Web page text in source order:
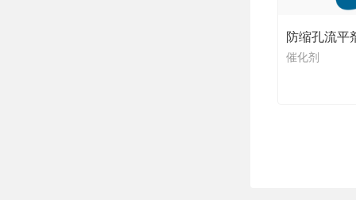
防缩孔流平
催化剂